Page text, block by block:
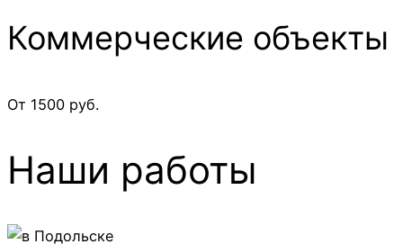
Коммерческие объекты
От 1500 руб.
Наши работы